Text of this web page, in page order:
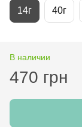
14г 40г
В наличии
470 грн